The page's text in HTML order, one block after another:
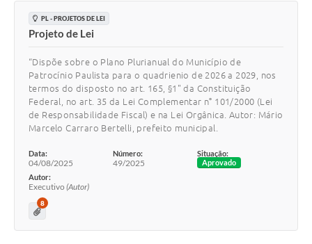
PL - PROJETOS DE LEI
Projeto de Lei
“Dispõe sobre o Plano Plurianual do Município de
Patrocínio Paulista para o quadrienio de 2026 a 2029, nos
termos do disposto no art. 165, §1" da Constituição
Federal, no art. 35 da Lei Complementar n° 101/2000 (Lei
de Responsabilidade Fiscal) e na Lei Orgânica. Autor: Mário
Marcelo Carraro Bertelli, prefeito municipal.
Data:
04/08/2025
Número:
49/2025
Situação:
Aprovado
Autor:
Executivo (Autor)
8